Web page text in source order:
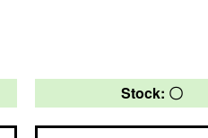
Stock: 〇